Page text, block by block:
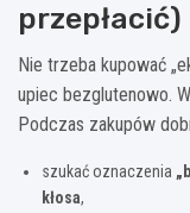
przepłacić)
Nie trzeba kupować
upiec bezglutenowo.
Podczas zakupów
szukać oznaczenia
kłosa,